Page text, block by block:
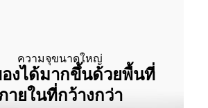
ความจุขนาดใหญ่
องได้มากขึ้นด้วยพื้นที่
ายในที่กว้างกว่า